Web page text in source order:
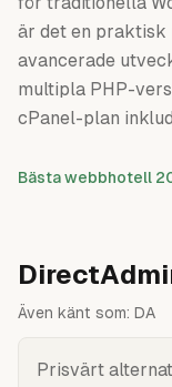
är det en praktisk
avancerade
multipla PHP-
cPanel-plan
Bästa webbhotell
Även känt som: DA
Prisvärt